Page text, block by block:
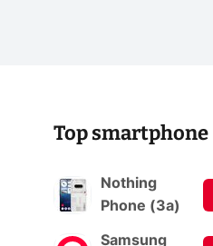
Top smartphone
Nothing
Phone (3a)
Samsung